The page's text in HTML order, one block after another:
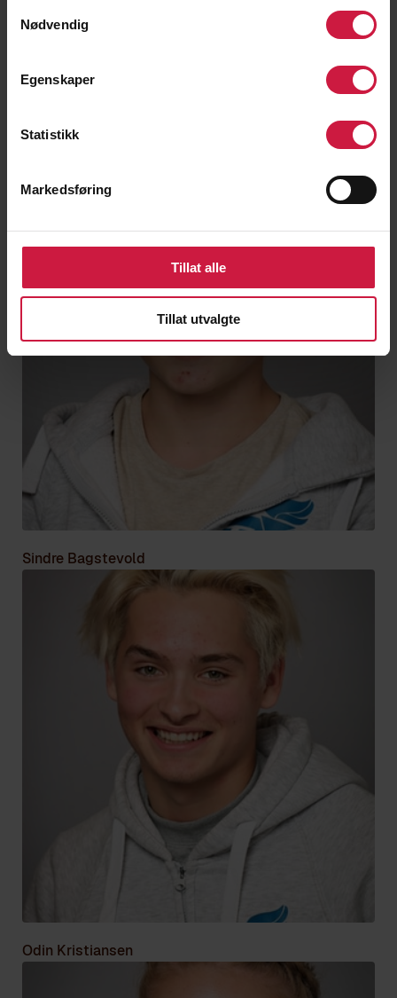
Nødvendig
Egenskaper
Statistikk
Markedsføring
Tillat alle
Tillat utvalgte
Sindre Bagstevold
Odin Kristiansen